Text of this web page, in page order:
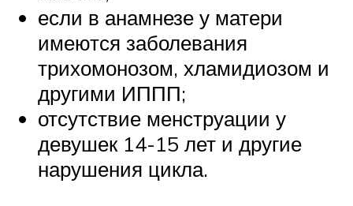
если в анамнезе у матери
имеются заболевания
трихомонозом, хламидиозом и
другими ИППП;
отсутствие менструации у
девушек 14-15 лет и другие
нарушения цикла.